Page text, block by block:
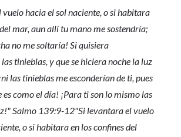
hacia el sol naciente, o si habitara
mar, aun allí tu mano me sostendría;
no me soltaría! Si quisiera
tinieblas, y que se hiciera noche la luz
las tinieblas me esconderían de ti, pues
como el día! ¡Para ti son lo mismo las
Salmo 139:9-12"Si levantara el vuelo
o si habitara en los confines del